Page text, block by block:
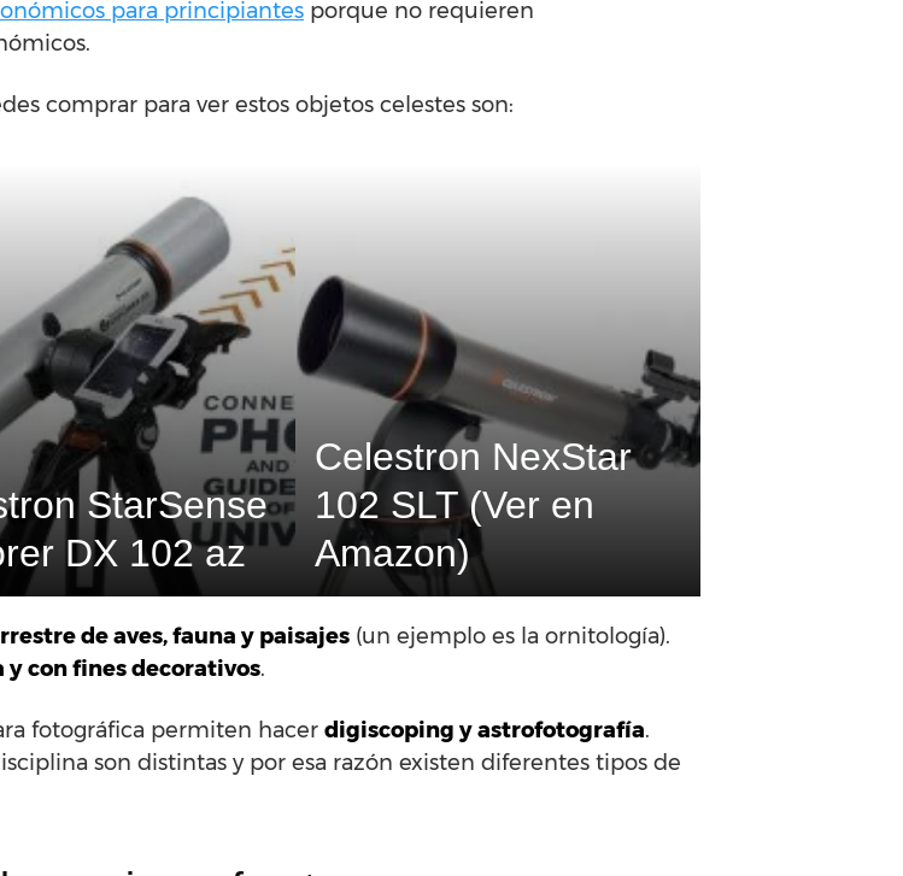
para principiantes porque no requieren
comprar para ver estos objetos celestes son:
StarSense
DX 102 az
Celestron NexStar
102 SLT (Ver en
Amazon)
de aves, fauna y paisajes (un ejemplo es la ornitología).
y con fines decorativos.
fotográfica permiten hacer digiscoping y astrofotografía.
son distintas y por esa razón existen diferentes tipos de